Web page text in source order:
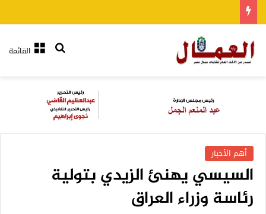
القائمةبحث عن
أهم الأخبار
السيسي يهنئ الزيدي بتولية
رئاسة وزراء العراق